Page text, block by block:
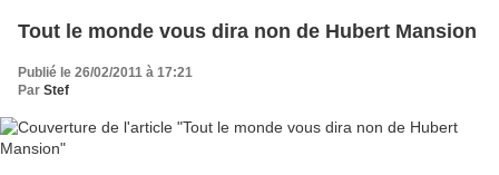
Tout le monde vous dira non de Hubert Mansion
Publié le 26/02/2011 à 17:21
Par Stef